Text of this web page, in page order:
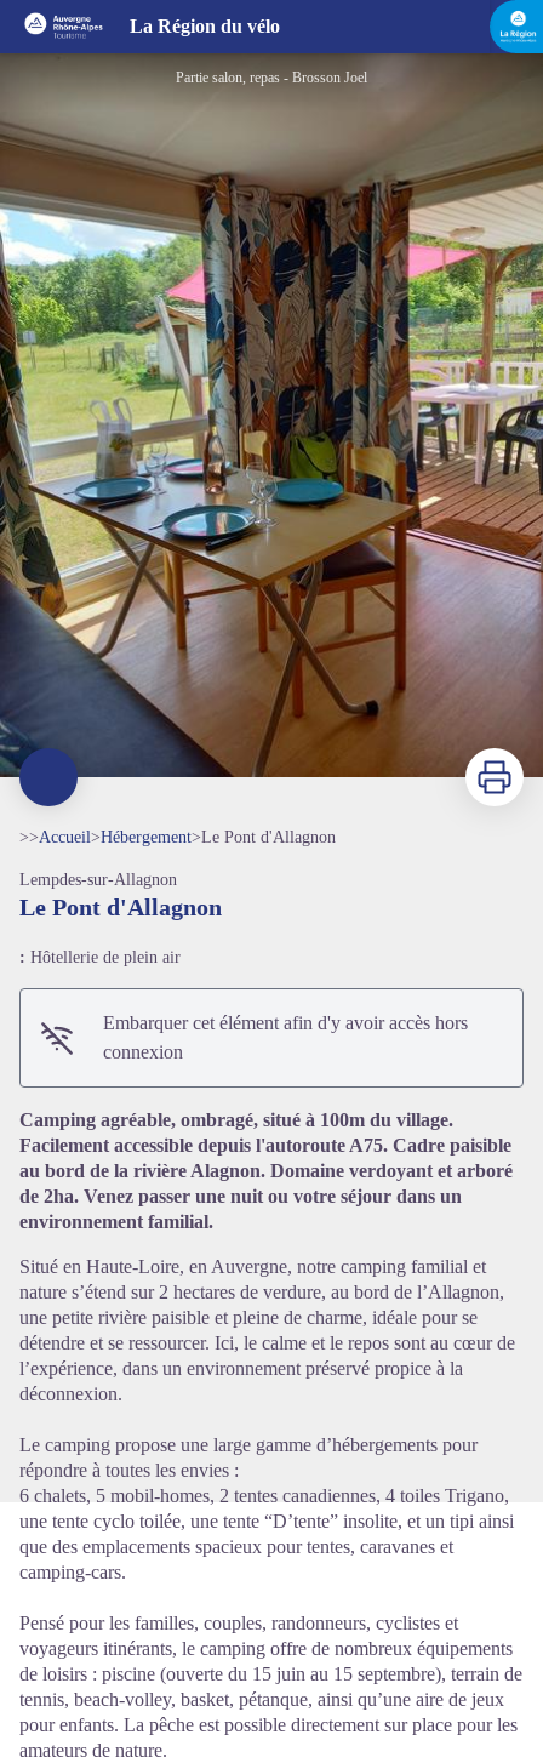
La Région du vélo
Partie salon, repas - Brosson Joel
Voir l'image en plein écran
Imprimer
>>Accueil>Hébergement>Le Pont d'Allagnon
Lempdes-sur-Allagnon
Le Pont d'Allagnon
: Hôtellerie de plein air
Embarquer cet élément afin d'y avoir accès hors
connexion
Camping agréable, ombragé, situé à 100m du village.
Facilement accessible depuis l'autoroute A75. Cadre paisible
au bord de la rivière Alagnon. Domaine verdoyant et arboré
de 2ha. Venez passer une nuit ou votre séjour dans un
environnement familial.
Situé en Haute-Loire, en Auvergne, notre camping familial et
nature s’étend sur 2 hectares de verdure, au bord de l’Allagnon,
une petite rivière paisible et pleine de charme, idéale pour se
détendre et se ressourcer. Ici, le calme et le repos sont au cœur de
l’expérience, dans un environnement préservé propice à la
déconnexion.
Le camping propose une large gamme d’hébergements pour
répondre à toutes les envies :
6 chalets, 5 mobil-homes, 2 tentes canadiennes, 4 toiles Trigano,
une tente cyclo toilée, une tente “D’tente” insolite, et un tipi ainsi
que des emplacements spacieux pour tentes, caravanes et
camping-cars.
Pensé pour les familles, couples, randonneurs, cyclistes et
voyageurs itinérants, le camping offre de nombreux équipements
de loisirs : piscine (ouverte du 15 juin au 15 septembre), terrain de
tennis, beach-volley, basket, pétanque, ainsi qu’une aire de jeux
pour enfants. La pêche est possible directement sur place pour les
amateurs de nature.